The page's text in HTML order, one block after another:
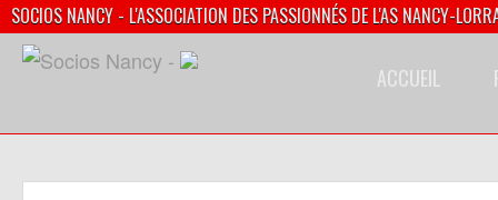
SOCIOS NANCY - L'ASSOCIATION DES PASSIONNÉS DE L'AS NANCY-
ACCUEIL